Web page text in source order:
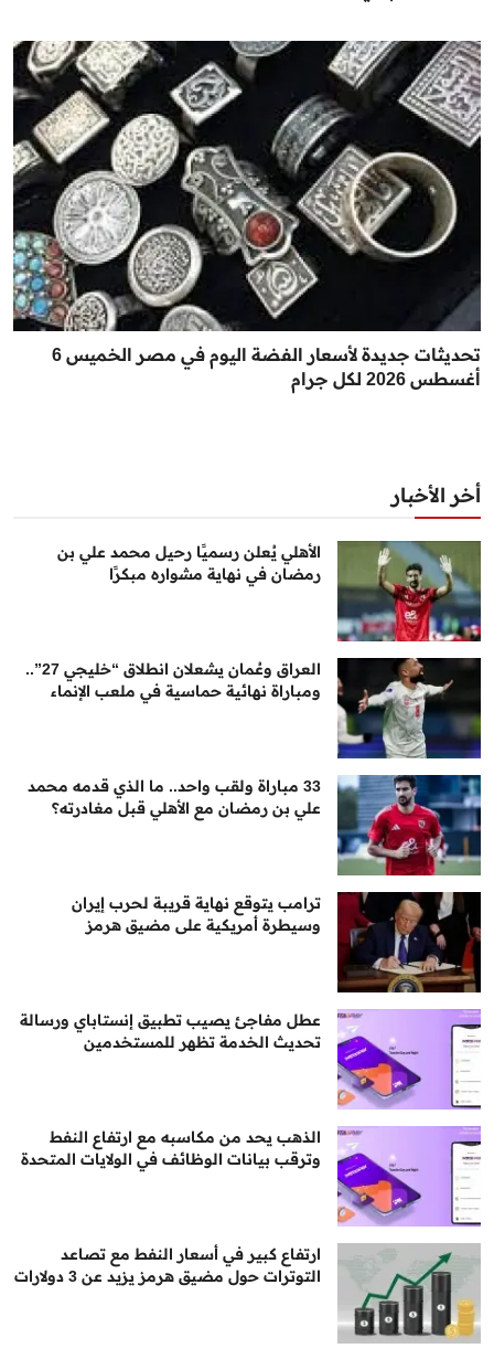
تحديثات جديدة لأسعار الفضة اليوم في مصر الخميس 6
أغسطس 2026 لكل جرام
أخر الأخبار
الأهلي يُعلن رسميًا رحيل محمد علي بن
رمضان في نهاية مشواره مبكرًا
العراق وعُمان يشعلان انطلاق “خليجي 27”..
ومباراة نهائية حماسية في ملعب الإنماء
33 مباراة ولقب واحد.. ما الذي قدمه محمد
علي بن رمضان مع الأهلي قبل مغادرته؟
ترامب يتوقع نهاية قريبة لحرب إيران
وسيطرة أمريكية على مضيق هرمز
عطل مفاجئ يصيب تطبيق إنستاباي ورسالة
تحديث الخدمة تظهر للمستخدمين
الذهب يحد من مكاسبه مع ارتفاع النفط
وترقب بيانات الوظائف في الولايات المتحدة
ارتفاع كبير في أسعار النفط مع تصاعد
التوترات حول مضيق هرمز يزيد عن 3 دولارات